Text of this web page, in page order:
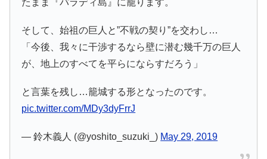
そして、始祖の巨人と”不戦の契り”を交わし…
「今後、我々に干渉するなら壁に潜む幾千万の巨人
が、地上のすべてを平らにならすだろう」
と言葉を残し…籠城する形となったのです。
pic.twitter.com/MDy3dyFrrJ
— 鈴木義人 (@yoshito_suzuki_) May 29, 2019